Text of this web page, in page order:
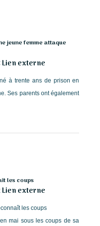
jeune femme attaque
Lien externe
à trente ans de prison en
Ses parents ont également
les coups
Lien externe
les coups
mai sous les coups de sa